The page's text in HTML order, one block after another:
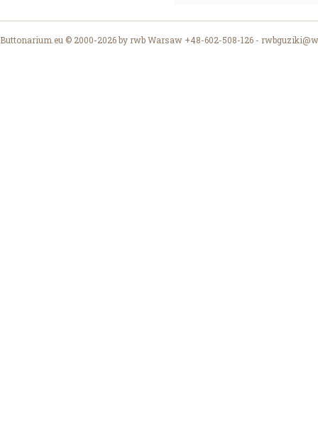
Buttonarium.eu © 2000-2026 by rwb Warsaw +48-602-508-126 -